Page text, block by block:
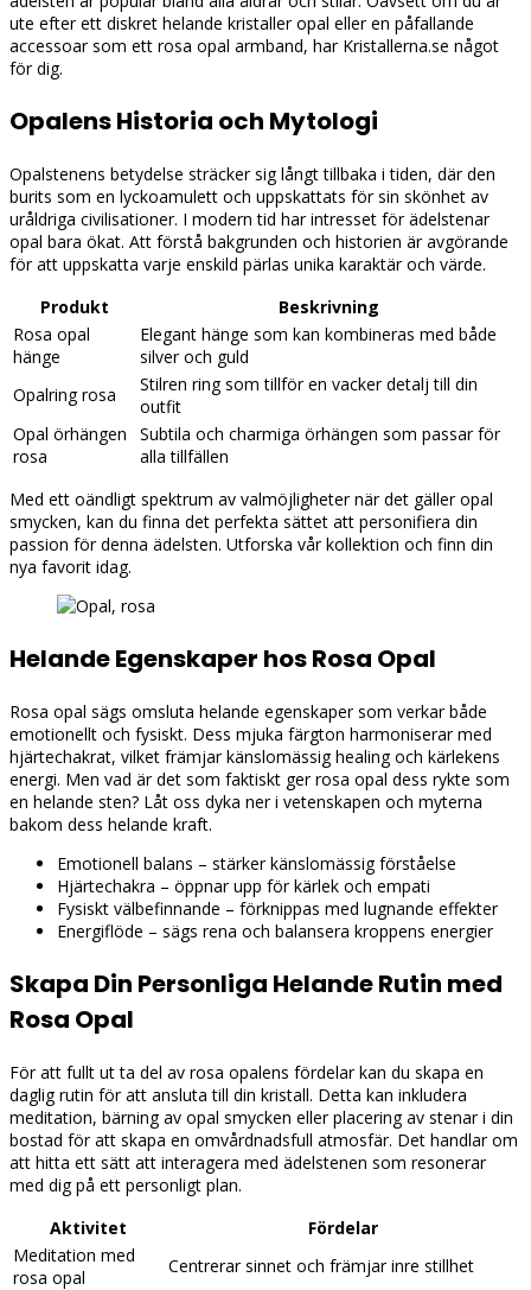
ute efter ett diskret helande kristaller opal eller en påfallande
accessoar som ett rosa opal armband, har Kristallerna.se något
för dig.
Opalens Historia och Mytologi
Opalstenens betydelse sträcker sig långt tillbaka i tiden, där den
burits som en lyckoamulett och uppskattats för sin skönhet av
uråldriga civilisationer. I modern tid har intresset för ädelstenar
opal bara ökat. Att förstå bakgrunden och historien är avgörande
för att uppskatta varje enskild pärlas unika karaktär och värde.
Produkt
Beskrivning
Rosa opal
hänge
Elegant hänge som kan kombineras med både
silver och guld
Opalring rosa
Stilren ring som tillför en vacker detalj till din
outfit
Opal örhängen
rosa
Subtila och charmiga örhängen som passar för
alla tillfällen
Med ett oändligt spektrum av valmöjligheter när det gäller opal
smycken, kan du finna det perfekta sättet att personifiera din
passion för denna ädelsten. Utforska vår kollektion och finn din
nya favorit idag.
Helande Egenskaper hos Rosa Opal
Rosa opal sägs omsluta helande egenskaper som verkar både
emotionellt och fysiskt. Dess mjuka färgton harmoniserar med
hjärtechakrat, vilket främjar känslomässig healing och kärlekens
energi. Men vad är det som faktiskt ger rosa opal dess rykte som
en helande sten? Låt oss dyka ner i vetenskapen och myterna
bakom dess helande kraft.
Emotionell balans – stärker känslomässig förståelse
Hjärtechakra – öppnar upp för kärlek och empati
Fysiskt välbefinnande – förknippas med lugnande effekter
Energiflöde – sägs rena och balansera kroppens energier
Skapa Din Personliga Helande Rutin med
Rosa Opal
För att fullt ut ta del av rosa opalens fördelar kan du skapa en
daglig rutin för att ansluta till din kristall. Detta kan inkludera
meditation, bärning av opal smycken eller placering av stenar i din
bostad för att skapa en omvårdnadsfull atmosfär. Det handlar om
att hitta ett sätt att interagera med ädelstenen som resonerar
med dig på ett personligt plan.
Aktivitet
Fördelar
Meditation med
rosa opal
Centrerar sinnet och främjar inre stillhet